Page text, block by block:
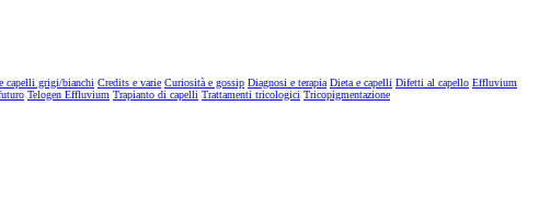
capelli grigi/bianchi Credits e varie Curiosità e gossip Diagnosi e terapia Dieta e capelli Difetti al capello Effluvium
Telogen Effluvium Trapianto di capelli Trattamenti tricologici Tricopigmentazione